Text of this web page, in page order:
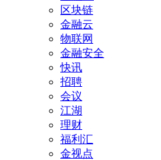
区块链
金融云
物联网
金融安全
快讯
招聘
会议
江湖
理财
福利汇
金视点